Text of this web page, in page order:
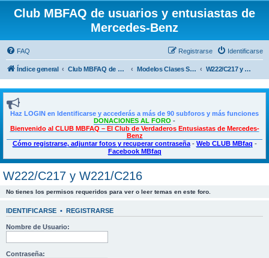
Club MBFAQ de usuarios y entusiastas de
Mercedes-Benz
FAQ Identificarse
Registrarse
Índice general Club MBFAQ de usuarios y entusiastas de Mercedes Benz Modelos Clases S - CL W222/C217 y W221/C216
Haz LOGIN en Identificarse y accederás a más de 90 subforos y más funciones
DONACIONES AL FORO -
Bienvenido al CLUB MBFAQ – El Club de Verdaderos Entusiastas de Mercedes-
Benz
Cómo registrarse, adjuntar fotos y recuperar contraseña- Web CLUB MBfaq -
Facebook MBfaq
W222/C217 y W221/C216
No tienes los permisos requeridos para ver o leer temas en este foro.
IDENTIFICARSE • REGISTRARSE
Nombre de Usuario:
Contraseña: